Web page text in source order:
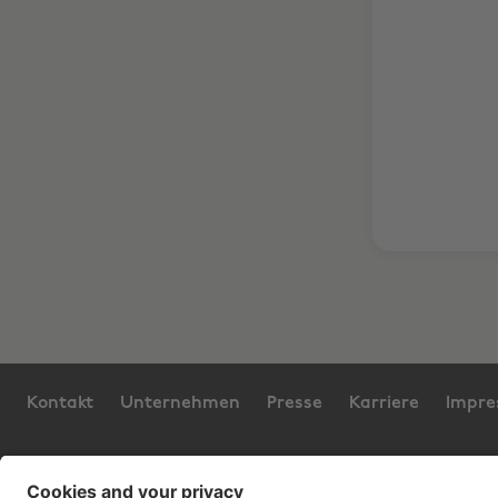
Kontakt Unternehmen Presse Karriere